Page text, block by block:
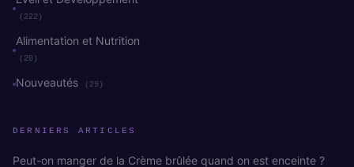
(222)
Alimentation et Nutrition
(20)
Nouveautés (29)
DERNIERS ARTICLES
Peut-on manger de la Crème brûlée quand on est enceinte ?